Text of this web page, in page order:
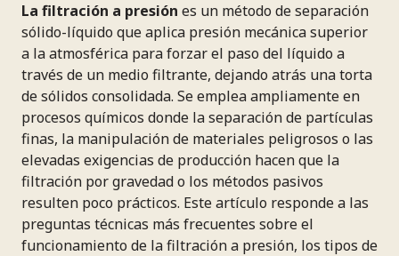
La filtración a presión es un método de separación
sólido-líquido que aplica presión mecánica superior
a la atmosférica para forzar el paso del líquido a
través de un medio filtrante, dejando atrás una torta
de sólidos consolidada. Se emplea ampliamente en
procesos químicos donde la separación de partículas
finas, la manipulación de materiales peligrosos o las
elevadas exigencias de producción hacen que la
filtración por gravedad o los métodos pasivos
resulten poco prácticos. Este artículo responde a las
preguntas técnicas más frecuentes sobre el
funcionamiento de la filtración a presión, los tipos de